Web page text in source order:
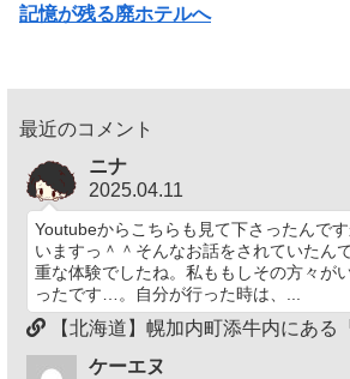
記憶が残る廃ホテルへ
最近のコメント
ニナ
2025.04.11
Youtubeからこちらも見て下さったんで
いますっ＾＾そんなお話をされていたん
重な体験でしたね。私ももしその方々が
ったです…。自分が行った時は、...
【北海道】幌加内町添牛内にある
ケーエヌ